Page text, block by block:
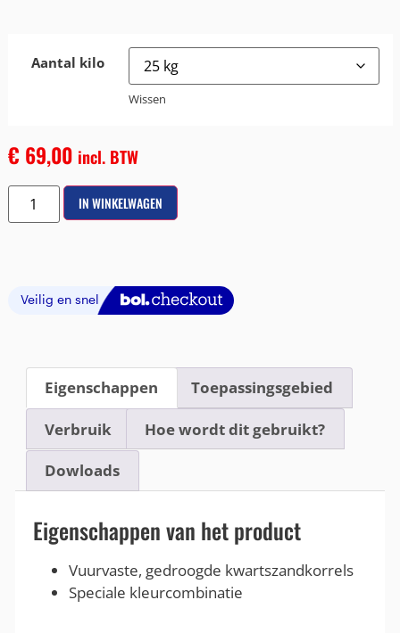
Aantal kilo
Wissen
€ 69,00 incl. BTW
IN WINKELWAGEN
Eigenschappen Toepassingsgebied
Verbruik Hoe wordt dit gebruikt?
Dowloads
Eigenschappen van het product
Vuurvaste, gedroogde kwartszandkorrels
Speciale kleurcombinatie